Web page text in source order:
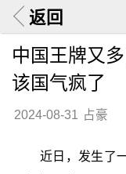
返回
中国王牌又
该国气疯了
2024-08-31 占豪
近日，发生了